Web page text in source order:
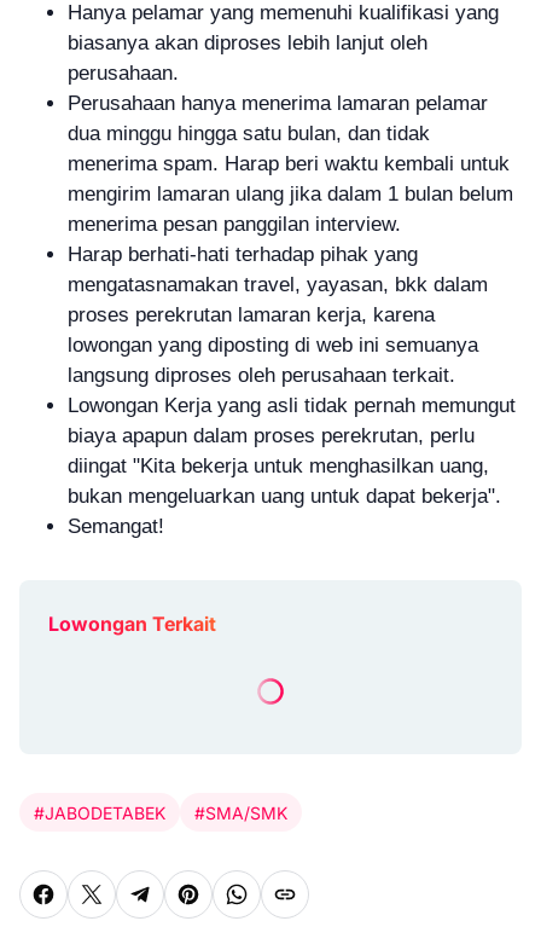
Hanya pelamar yang memenuhi kualifikasi yang
biasanya akan diproses lebih lanjut oleh
perusahaan.
Perusahaan hanya menerima lamaran pelamar
dua minggu hingga satu bulan, dan tidak
menerima spam. Harap beri waktu kembali untuk
mengirim lamaran ulang jika dalam 1 bulan belum
menerima pesan panggilan interview.
Harap berhati-hati terhadap pihak yang
mengatasnamakan travel, yayasan, bkk dalam
proses perekrutan lamaran kerja, karena
lowongan yang diposting di web ini semuanya
langsung diproses oleh perusahaan terkait.
Lowongan Kerja yang asli tidak pernah memungut
biaya apapun dalam proses perekrutan, perlu
diingat "Kita bekerja untuk menghasilkan uang,
bukan mengeluarkan uang untuk dapat bekerja".
Semangat!
Lowongan Terkait
#JABODETABEK #SMA/SMK